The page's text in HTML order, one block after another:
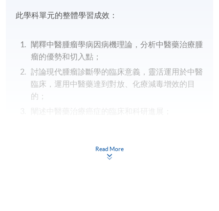
此學科單元的整體學習成效：
闡釋中醫腫瘤學病因病機理論，分析中醫藥治療腫
瘤的優勢和切入點；
討論現代腫瘤診斷學的臨床意義，靈活運用於中醫
臨床，運用中醫藥達到對放、化療減毒增效的目
的；
Read More